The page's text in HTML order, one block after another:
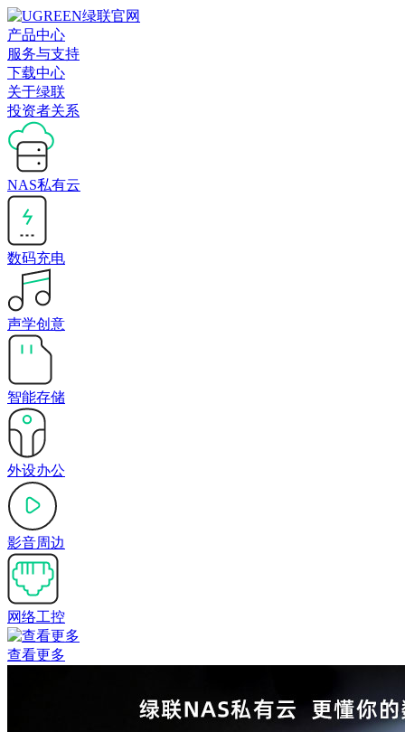
产品中心
服务与支持
下载中心
关于绿联
投资者关系
NAS私有云
数码充电
声学创意
智能存储
外设办公
影音周边
网络工控
查看更多